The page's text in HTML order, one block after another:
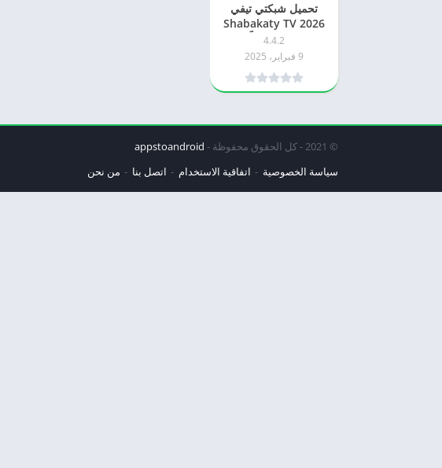
تحميل شبكتي تيفي
2026 Shabakaty TV
للاندرويد
4.4.2
9 فبراير، 2025
© 2021 - كل الحقوق محفوظة -
appstoandroid
سياسة الخصوصية
اتفاقية الاستخدام اتصل بنا من نحن